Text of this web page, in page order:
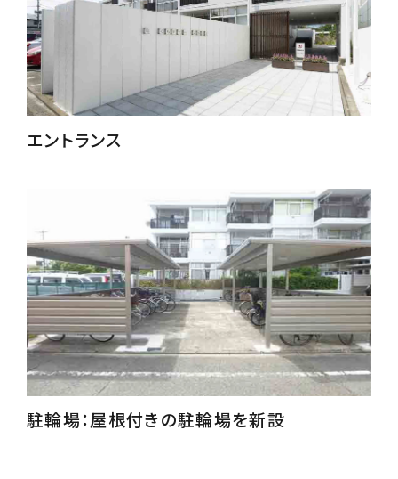
エントランス
駐輪場：屋根付きの駐輪場を新設